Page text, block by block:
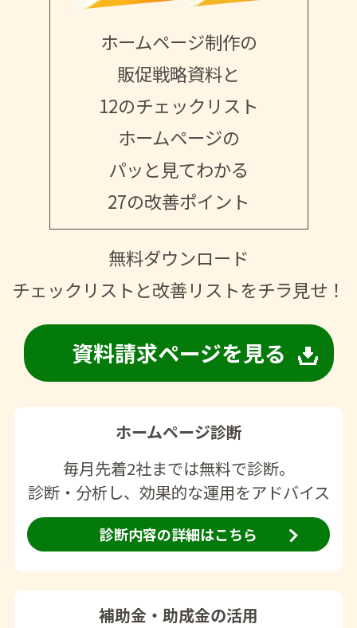
ホームページ制作の
販促戦略資料と
12のチェックリスト
ホームページの
パッと見てわかる
27の改善ポイント
無料ダウンロード
チェックリストと改善リストをチラ見せ！
資料請求ページを見る
ホームページ診断
毎月先着2社までは無料で診断。
診断・分析し、効果的な運用をアドバイス
診断内容の詳細はこちら
補助金・助成金の活用